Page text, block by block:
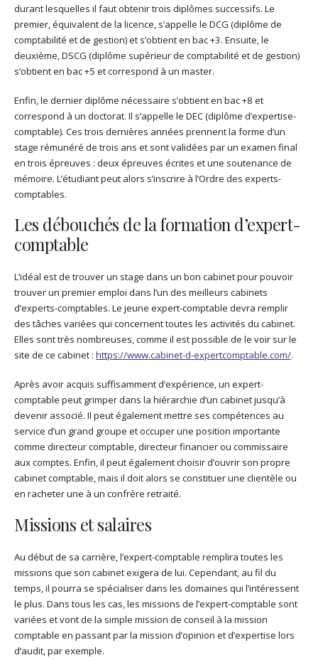
durant lesquelles il faut obtenir trois diplômes successifs. Le
premier, équivalent de la licence, s’appelle le DCG (diplôme de
comptabilité et de gestion) et s’obtient en bac +3. Ensuite, le
deuxième, DSCG (diplôme supérieur de comptabilité et de gestion)
s’obtient en bac +5 et correspond à un master.
Enfin, le dernier diplôme nécessaire s’obtient en bac +8 et
correspond à un doctorat. Il s’appelle le DEC (diplôme d’expertise-
comptable). Ces trois dernières années prennent la forme d’un
stage rémunéré de trois ans et sont validées par un examen final
en trois épreuves : deux épreuves écrites et une soutenance de
mémoire. L’étudiant peut alors s’inscrire à l’Ordre des experts-
comptables.
Les débouchés de la formation d’expert-
comptable
L’idéal est de trouver un stage dans un bon cabinet pour pouvoir
trouver un premier emploi dans l’un des meilleurs cabinets
d’experts-comptables. Le jeune expert-comptable devra remplir
des tâches variées qui concernent toutes les activités du cabinet.
Elles sont très nombreuses, comme il est possible de le voir sur le
site de ce cabinet : https://www.cabinet-d-expertcomptable.com/.
Après avoir acquis suffisamment d’expérience, un expert-
comptable peut grimper dans la hiérarchie d’un cabinet jusqu’à
devenir associé. Il peut également mettre ses compétences au
service d’un grand groupe et occuper une position importante
comme directeur comptable, directeur financier ou commissaire
aux comptes. Enfin, il peut également choisir d’ouvrir son propre
cabinet comptable, mais il doit alors se constituer une clientèle ou
en racheter une à un confrère retraité.
Missions et salaires
Au début de sa carrière, l’expert-comptable remplira toutes les
missions que son cabinet exigera de lui. Cependant, au fil du
temps, il pourra se spécialiser dans les domaines qui l’intéressent
le plus. Dans tous les cas, les missions de l’expert-comptable sont
variées et vont de la simple mission de conseil à la mission
comptable en passant par la mission d’opinion et d’expertise lors
d’audit, par exemple.